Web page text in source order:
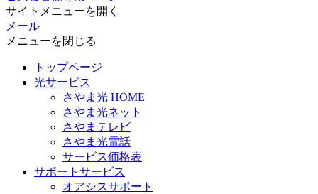
サイトメニューを開く
メール
メニューを閉じる
トップページ
光サービス
さやま光 HOME
さやま光ネット
さやまテレビ
さやま光電話
サービス価格表
サポートサービス
オアシスサポート